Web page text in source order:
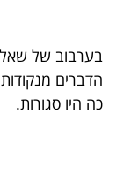
בערבוב של
הדברים
כה היו סגורות.